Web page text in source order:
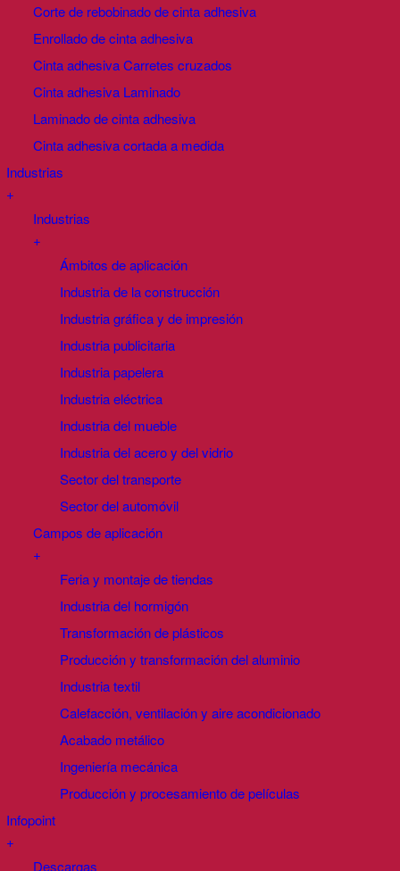
Corte de rebobinado de cinta adhesiva
Enrollado de cinta adhesiva
Cinta adhesiva Carretes cruzados
Cinta adhesiva Laminado
Laminado de cinta adhesiva
Cinta adhesiva cortada a medida
Industrias
+
Industrias
+
Ámbitos de aplicación
Industria de la construcción
Industria gráfica y de impresión
Industria publicitaria
Industria papelera
Industria eléctrica
Industria del mueble
Industria del acero y del vidrio
Sector del transporte
Sector del automóvil
Campos de aplicación
+
Feria y montaje de tiendas
Industria del hormigón
Transformación de plásticos
Producción y transformación del aluminio
Industria textil
Calefacción, ventilación y aire acondicionado
Acabado metálico
Ingeniería mecánica
Producción y procesamiento de películas
Infopoint
+
Descargas